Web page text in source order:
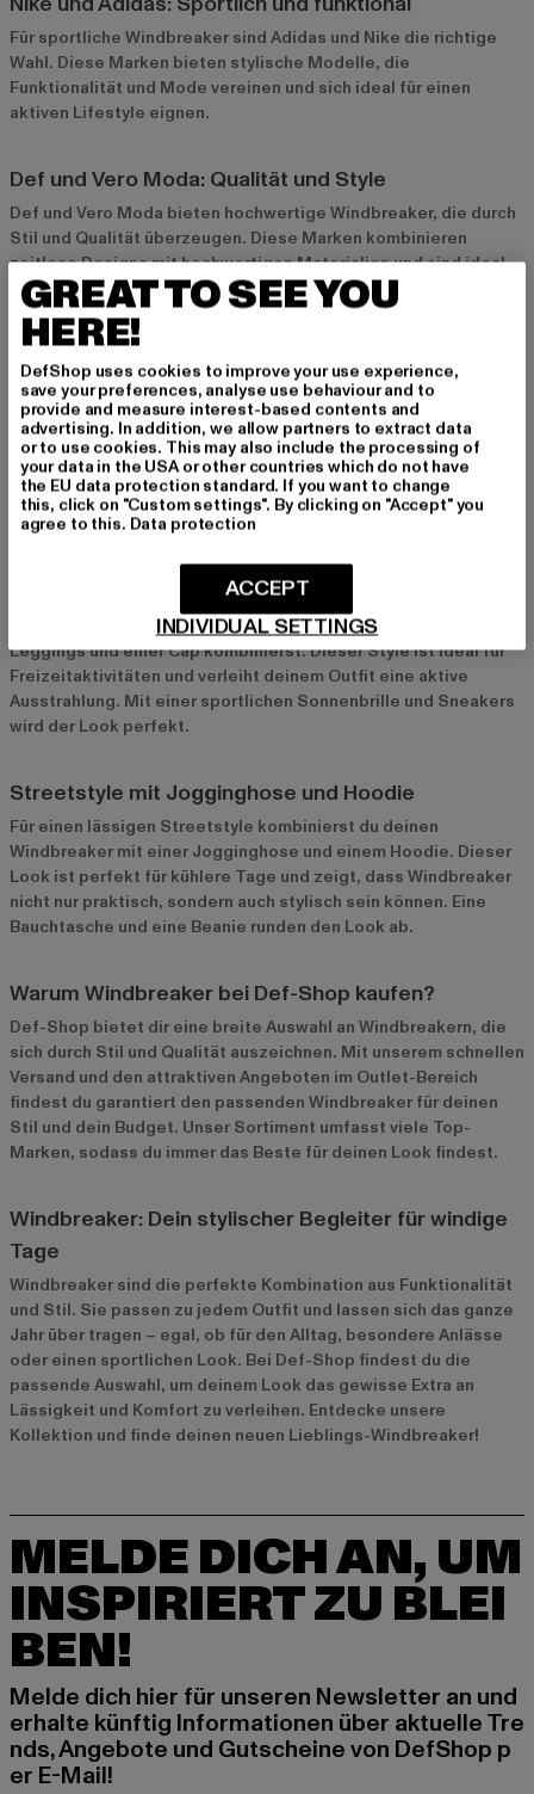
Für sportliche Windbreaker sind Adidas und Nike die richtige
Wahl. Diese Marken bieten stylische Modelle, die
Funktionalität und Mode vereinen und sich ideal für einen
aktiven Lifestyle eignen.
Def und Vero Moda: Qualität und Style
Def und Vero Moda bieten hochwertige Windbreaker, die durch
Stil und Qualität überzeugen. Diese Marken kombinieren
zeitlose Designs mit hochwertigen Materialien und sind ideal
für alle, die auf Qualität und Vielseitigkeit setzen.
Styling-Tipps für Damen-Windbreaker
Casual mit Jeans und Sneakers
Für einen entspannten Alltagslook kombinierst du deinen
Windbreaker am besten mit Jeans und Sneakers. Dieser Look
ist bequem und ideal für den Stadtbummel oder ein Treffen mit
Freunden. Eine Crossbody-Bag und eine Sonnenbrille runden
das Outfit ab.
Sportlich mit Leggings und Cap
Ein sportlicher Look gelingt dir, wenn du den Windbreaker mit
Leggings und einer Cap kombinierst. Dieser Style ist ideal für
Freizeitaktivitäten und verleiht deinem Outfit eine aktive
Ausstrahlung. Mit einer sportlichen Sonnenbrille und Sneakers
wird der Look perfekt.
Streetstyle mit Jogginghose und Hoodie
Für einen lässigen Streetstyle kombinierst du deinen
Windbreaker mit einer Jogginghose und einem Hoodie. Dieser
Look ist perfekt für kühlere Tage und zeigt, dass Windbreaker
nicht nur praktisch, sondern auch stylisch sein können. Eine
Bauchtasche und eine Beanie runden den Look ab.
Warum Windbreaker bei Def-Shop kaufen?
Def-Shop bietet dir eine breite Auswahl an Windbreakern, die
sich durch Stil und Qualität auszeichnen. Mit unserem schnellen
Versand und den attraktiven Angeboten im Outlet-Bereich
findest du garantiert den passenden Windbreaker für deinen
Stil und dein Budget. Unser Sortiment umfasst viele Top-
Marken, sodass du immer das Beste für deinen Look findest.
Windbreaker: Dein stylischer Begleiter für windige
Tage
Windbreaker sind die perfekte Kombination aus Funktionalität
und Stil. Sie passen zu jedem Outfit und lassen sich das ganze
Jahr über tragen – egal, ob für den Alltag, besondere Anlässe
oder einen sportlichen Look. Bei Def-Shop findest du die
passende Auswahl, um deinem Look das gewisse Extra an
Lässigkeit und Komfort zu verleihen. Entdecke unsere
Kollektion und finde deinen neuen Lieblings-Windbreaker!
MELDE DICH AN, UM
INSPIRIERT ZU BLEI
BEN!
Melde dich hier für unseren Newsletter an und
erhalte künftig Informationen über aktuelle Tre
nds, Angebote und Gutscheine von DefShop p
er E-Mail!
GREAT TO SEE YOU
HERE!
DefShop uses cookies to improve your use experience,
save your preferences, analyse use behaviour and to
provide and measure interest-based contents and
advertising. In addition, we allow partners to extract data
or to use cookies. This may also include the processing of
your data in the USA or other countries which do not have
the EU data protection standard. If you want to change
this, click on "Custom settings". By clicking on "Accept" you
agree to this. Data protection
INDIVIDUAL SETTINGS
ACCEPT